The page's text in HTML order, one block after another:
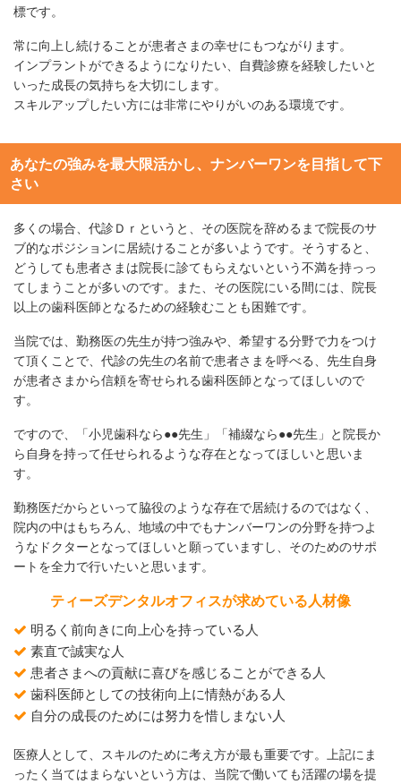
標です。
常に向上し続けることが患者さまの幸せにもつながります。
インプラントができるようになりたい、自費診療を経験したいと
いった成長の気持ちを大切にします。
スキルアップしたい方には非常にやりがいのある環境です。
あなたの強みを最大限活かし、ナンバーワンを目指して下
さい
多くの場合、代診Ｄｒというと、その医院を辞めるまで院長のサ
ブ的なポジションに居続けることが多いようです。そうすると、
どうしても患者さまは院長に診てもらえないという不満を持っっ
てしまうことが多いのです。また、その医院にいる間には、院長
以上の歯科医師となるための経験むことも困難です。
当院では、勤務医の先生が持つ強みや、希望する分野で力をつけ
て頂くことで、代診の先生の名前で患者さまを呼べる、先生自身
が患者さまから信頼を寄せられる歯科医師となってほしいので
す。
ですので、「小児歯科なら●●先生」「補綴なら●●先生」と院長か
ら自身を持って任せられるような存在となってほしいと思いま
す。
勤務医だからといって脇役のような存在で居続けるのではなく、
院内の中はもちろん、地域の中でもナンバーワンの分野を持つよ
うなドクターとなってほしいと願っていますし、そのためのサポ
ートを全力で行いたいと思います。
ティーズデンタルオフィスが求めている人材像
明るく前向きに向上心を持っている人
素直で誠実な人
患者さまへの貢献に喜びを感じることができる人
歯科医師としての技術向上に情熱がある人
自分の成長のためには努力を惜しまない人
医療人として、スキルのために考え方が最も重要です。上記にま
ったく当てはまらないという方は、当院で働いても活躍の場を提